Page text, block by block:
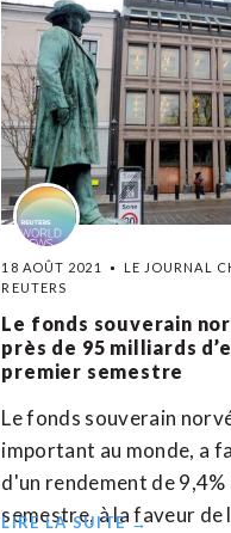
18 AOÛT 2021
LE JOURNAL
REUTERS
Le fonds souverain
près de 95 milliards
premier semestre
Le fonds souverain
important au monde, a
d'un rendement de
semestre, à la faveur de
LIRE LA SUITE →